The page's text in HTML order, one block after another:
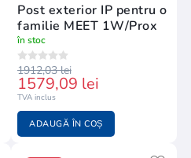
Post exterior IP pentru o
familie MEET 1W/Prox
în stoc
1912,03 lei
1579,09 lei
TVA inclus
ADAUGĂ ÎN COȘ